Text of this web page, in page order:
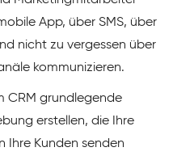
App, über SMS, über
nicht zu vergessen über
kommunizieren.
CRM grundlegende
erstellen, die Ihre
Ihre Kunden senden